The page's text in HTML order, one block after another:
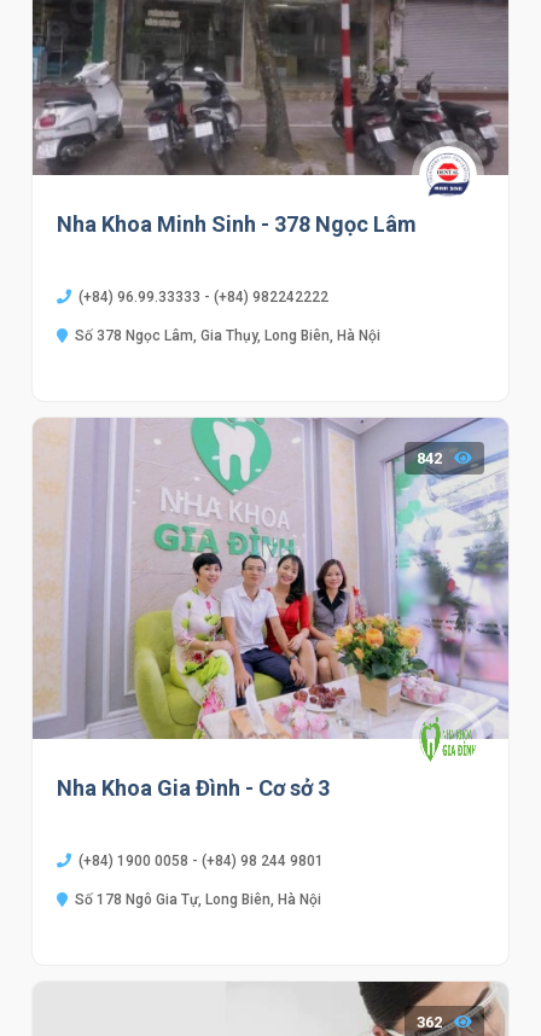
Nha Khoa Minh Sinh - 378 Ngọc Lâm
(+84) 96.99.33333 - (+84) 982242222
Số 378 Ngọc Lâm, Gia Thụy, Long Biên, Hà Nội
842
Nha Khoa Gia Đình - Cơ sở 3
(+84) 1900 0058 - (+84) 98 244 9801
Số 178 Ngô Gia Tự, Long Biên, Hà Nội
362